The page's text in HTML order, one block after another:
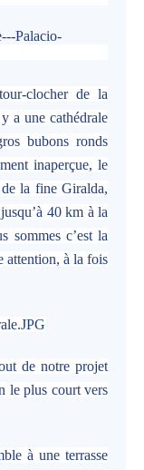
clocher de la
a une cathédrale
bubons ronds
inaperçue, le
la fine Giralda,
40 km à la
sommes c’est la
attention, à la fois
de notre projet
le plus court vers
à une terrasse